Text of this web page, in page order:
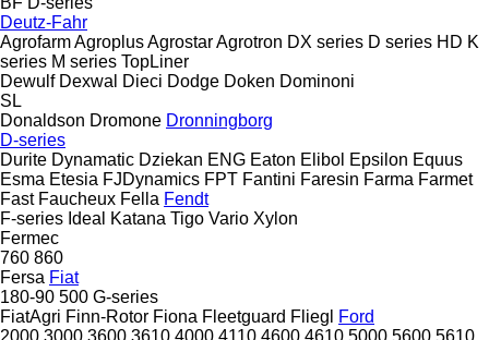
Deutz-Fahr
AgrofarmAgroplusAgrostarAgrotron DX series D series HD K
series M series TopLiner
Dewulf Dexwal Dieci Dodge Doken Dominoni
SL
Donaldson Dromone Dronningborg
D-series
Durite Dynamatic Dziekan ENG Eaton Elibol Epsilon Equus
Esma Etesia FJDynamics FPT Fantini Faresin Farma Farmet
Fast Faucheux Fella Fendt
F-series Ideal Katana Tigo Vario Xylon
Fermec
760 860
Fersa Fiat
180-90 500 G-series
FiatAgri Finn-Rotor Fiona Fleetguard Fliegl
Ford
2000 3000 3600 3610 4000 4110 4600 4610 5000 5600 5610